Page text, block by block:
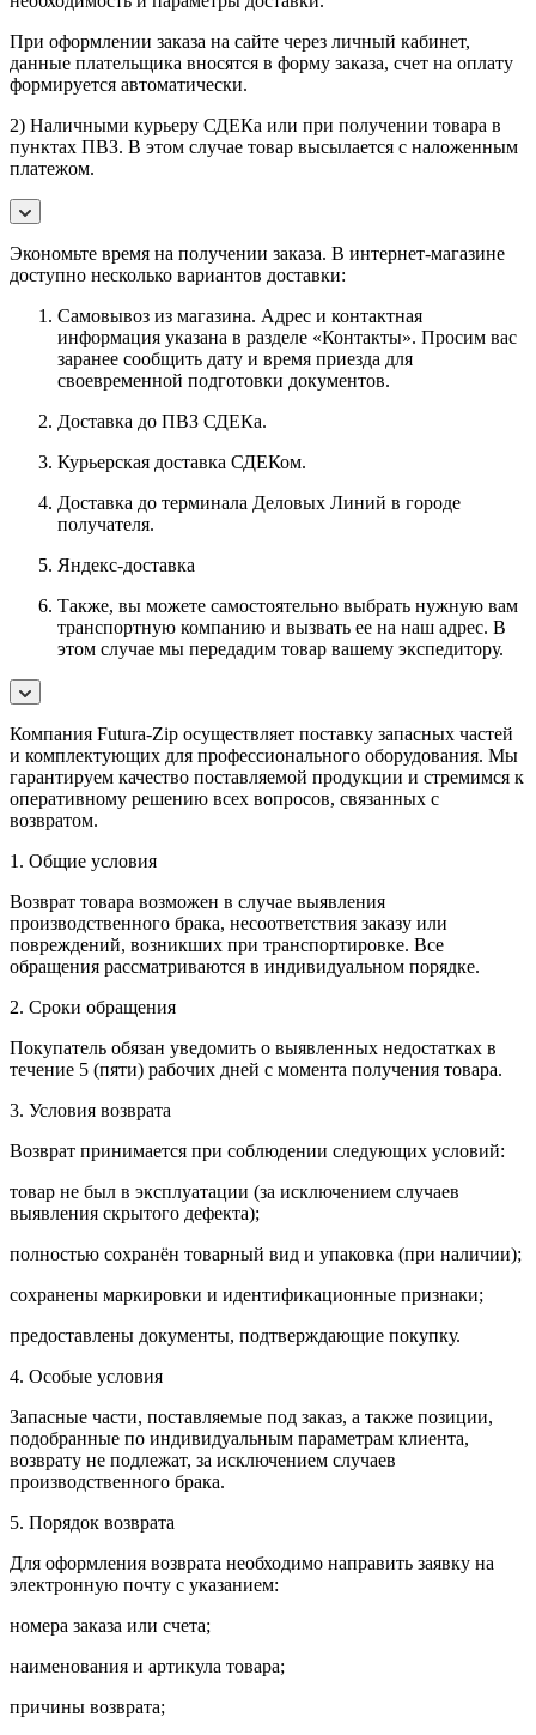
При оформлении заказа на сайте через личный кабинет,
данные плательщика вносятся в форму заказа, счет на оплату
формируется автоматически.
2) Наличными курьеру СДЕКа или при получении товара в
пунктах ПВЗ. В этом случае товар высылается с наложенным
платежом.
Экономьте время на получении заказа. В интернет-магазине
доступно несколько вариантов доставки:
Самовывоз из магазина. Адрес и контактная
информация указана в разделе «Контакты». Просим вас
заранее сообщить дату и время приезда для
своевременной подготовки документов.
Доставка до ПВЗ СДЕКа.
Курьерская доставка СДЕКом.
Доставка до терминала Деловых Линий в городе
получателя.
Яндекс-доставка
Также, вы можете самостоятельно выбрать нужную вам
транспортную компанию и вызвать ее на наш адрес. В
этом случае мы передадим товар вашему экспедитору.
Компания Futura-Zip осуществляет поставку запасных частей
и комплектующих для профессионального оборудования. Мы
гарантируем качество поставляемой продукции и стремимся к
оперативному решению всех вопросов, связанных с
возвратом.
1. Общие условия
Возврат товара возможен в случае выявления
производственного брака, несоответствия заказу или
повреждений, возникших при транспортировке. Все
обращения рассматриваются в индивидуальном порядке.
2. Сроки обращения
Покупатель обязан уведомить о выявленных недостатках в
течение 5 (пяти) рабочих дней с момента получения товара.
3. Условия возврата
Возврат принимается при соблюдении следующих условий:
товар не был в эксплуатации (за исключением случаев
выявления скрытого дефекта);
полностью сохранён товарный вид и упаковка (при наличии);
сохранены маркировки и идентификационные признаки;
предоставлены документы, подтверждающие покупку.
4. Особые условия
Запасные части, поставляемые под заказ, а также позиции,
подобранные по индивидуальным параметрам клиента,
возврату не подлежат, за исключением случаев
производственного брака.
5. Порядок возврата
Для оформления возврата необходимо направить заявку на
электронную почту с указанием:
номера заказа или счета;
наименования и артикула товара;
причины возврата;